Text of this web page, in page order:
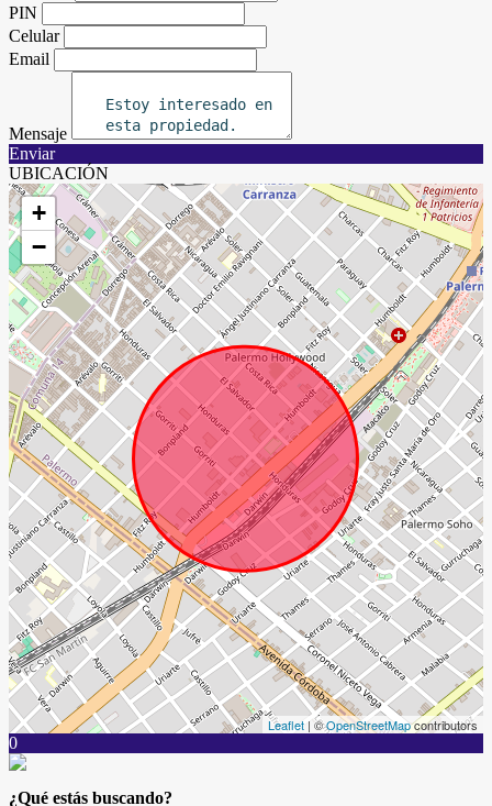
PIN
Celular
Email
Mensaje
Enviar
UBICACIÓN
+
−
Leaflet | ©OpenStreetMapcontributors
0
¿Qué estás buscando?